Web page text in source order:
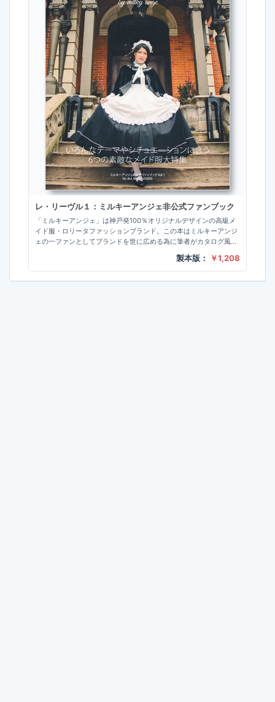
レ・リーヴル１：ミルキーアンジェ非公式ファンブック
「ミルキーアンジェ」は神戸発100％オリジナルデザインの高級メ
イド服・ロリータファッションブランド。この本はミルキーアンジ
ェの一ファンとしてブランドを世に広める為に筆者がカタログ風の
製本版： ￥1,208